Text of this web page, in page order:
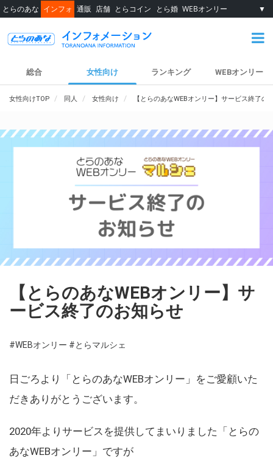
とらのあな インフォ 通販 店舗 とらコイン とら婚 WEBオンリー ▼
総合 女性向け ランキング WEBオンリー
女性向けTOP 同人 女性向け 【とらのあなWEBオンリー】サービス終了の
【とらのあなWEBオンリー】サ
ービス終了のお知らせ
#WEBオンリー #とらマルシェ
日ごろより「とらのあなWEBオンリー」をご愛顧いた
だきありがとうございます。
2020年よりサービスを提供してまいりました「とらの
あなWEBオンリー」ですが